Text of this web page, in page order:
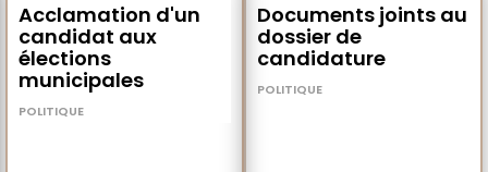
Documents joints au
dossier de
candidature
POLITIQUE
Acclamation d'un
candidat aux
élections
municipales
POLITIQUE